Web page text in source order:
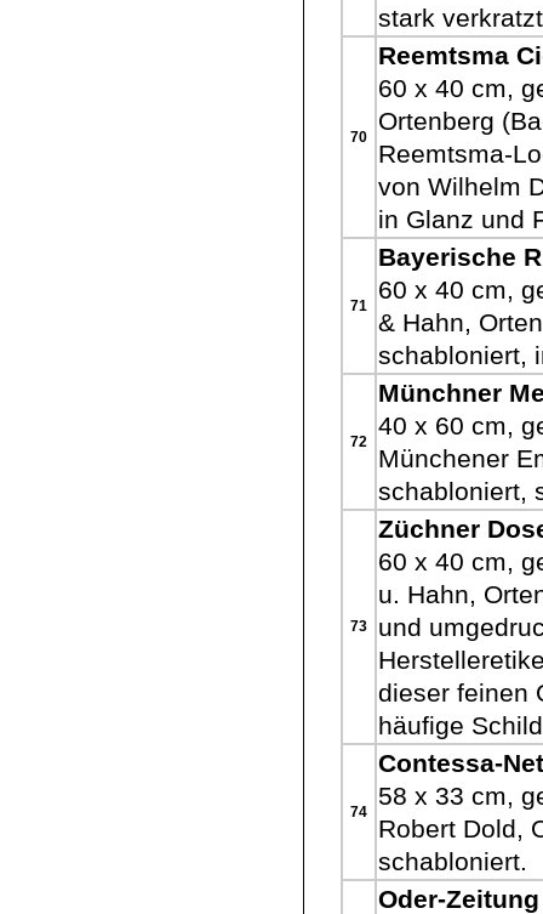
stark
70
Reemtsma
60 x 40 cm,
Ortenberg
Reemtsma-
von Wilhelm
in Glanz und
71
Bayerische
60 x 40 cm,
& Hahn,
schabloniert,
72
Münchner
40 x 60 cm,
Münchener
schabloniert,
73
Züchner
60 x 40 cm,
u. Hahn,
und
dieser feinen
häufige
74
Contessa-
58 x 33 cm,
Robert Dold,
schabloniert.
Oder-Zeitung